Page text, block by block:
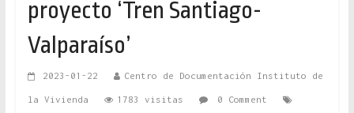
proyecto ‘Tren Santiago-
Valparaíso’
2023-01-22 Centro de Documentación Instituto de
la Vivienda 1783 visitas 0 Comment